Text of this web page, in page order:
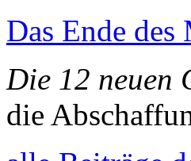
Das Ende des
Die 12 neuen
die